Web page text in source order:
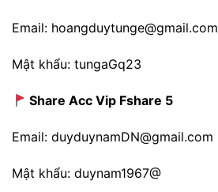
Email: hoangduytunge@gmail.com
Mật khẩu: tungaGq23
Share Acc Vip Fshare 5
Email: duyduynamDN@gmail.com
Mật khẩu: duynam1967@